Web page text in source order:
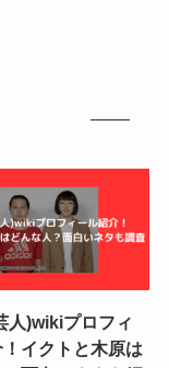
人)wikiプロフィ
イクトと木原は